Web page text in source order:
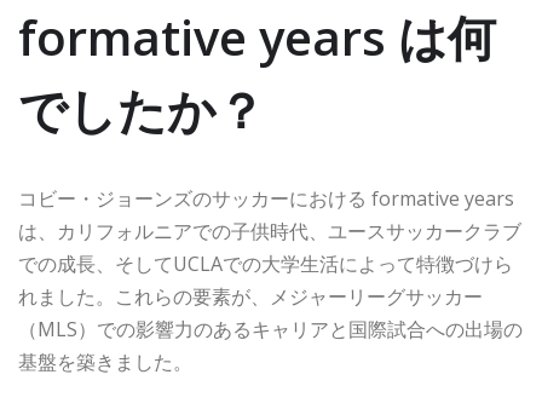
formative years は何
でしたか？
コビー・ジョーンズのサッカーにおける formative years
は、カリフォルニアでの子供時代、ユースサッカークラブ
での成長、そしてUCLAでの大学生活によって特徴づけら
れました。これらの要素が、メジャーリーグサッカー
（MLS）での影響力のあるキャリアと国際試合への出場の
基盤を築きました。